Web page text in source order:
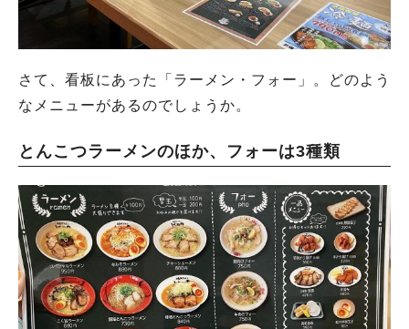
さて、看板にあった「ラーメン・フォー」。どのよう
なメニューがあるのでしょうか。
とんこつラーメンのほか、フォーは3種類